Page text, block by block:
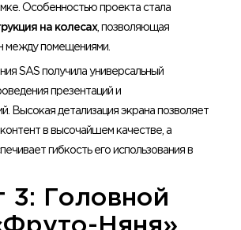
Особенностью проекта стала
на колесах, позволяющая
между помещениями.
SAS получила универсальный
презентаций и
Высокая детализация экрана позволяет
в высочайшем качестве, а
гибкость его использования в
3: Головной